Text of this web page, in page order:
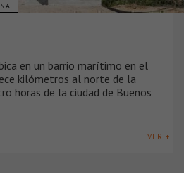
en un barrio marítimo en el
kilómetros al norte de la
horas de la ciudad de Buenos
VER +